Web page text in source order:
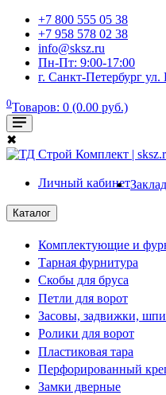
+7 800 555 05 38
+7 958 578 02 38
info@sksz.ru
Пн-Пт: 9:00-17:00
г. Санкт-Петербург ул.
0Товаров: 0 (0.00 руб.)
✖
Личный кабинет
Каталог
Комплектующие и
Тарная фурнитура
Скобы для бруса
Петли для ворот
Засовы, задвижки,
Ролики для ворот
Пластиковая тара
Перфорированный
Замки дверные